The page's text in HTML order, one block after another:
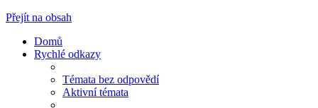
Přejít na obsah
Domů
Rychlé odkazy
Témata bez odpovědí
Aktivní témata